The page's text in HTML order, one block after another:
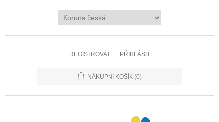
REGISTROVAT PŘIHLÁSIT
NÁKUPNÍ KOŠÍK (0)